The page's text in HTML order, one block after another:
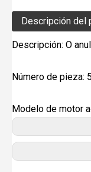
Descripción del
Descripción: O
Número de pieza:
Modelo de motor